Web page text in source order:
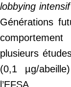
lobbying
Générations
plusieurs
(0,1 µg/
l’EFSA.